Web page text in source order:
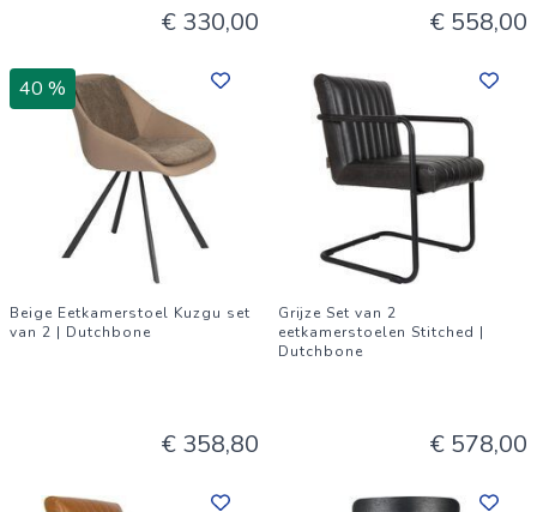
€ 330,00 € 558,00
40 %
Beige Eetkamerstoel Kuzgu set
van 2 | Dutchbone
€ 358,80
Grijze Set van 2
eetkamerstoelen Stitched |
Dutchbone
€ 578,00